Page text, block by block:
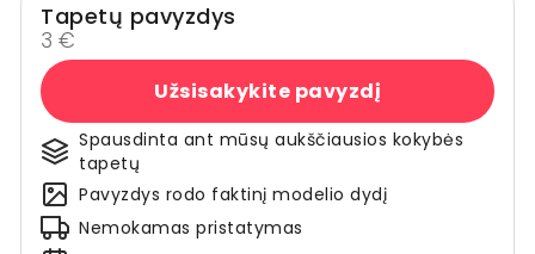
Tapetų pavyzdys
3 €
Užsisakykite pavyzdį
Spausdinta ant mūsų aukščiausios kokybės
tapetų
Pavyzdys rodo faktinį modelio dydį
Nemokamas pristatymas